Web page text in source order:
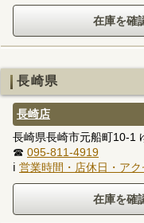
長崎県
長崎店
長崎県長崎市元船町10-1
☎ 095-811-4919
ℹ 営業時間・店休日・ア